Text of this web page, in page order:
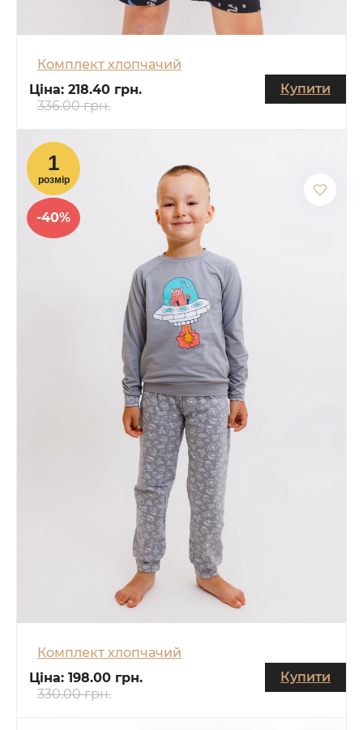
Комплект хлопчачий
Ціна: 218.40 грн.
336.00 грн.
Купити
-40%
Комплект хлопчачий
Ціна: 198.00 грн.
330.00 грн.
Купити